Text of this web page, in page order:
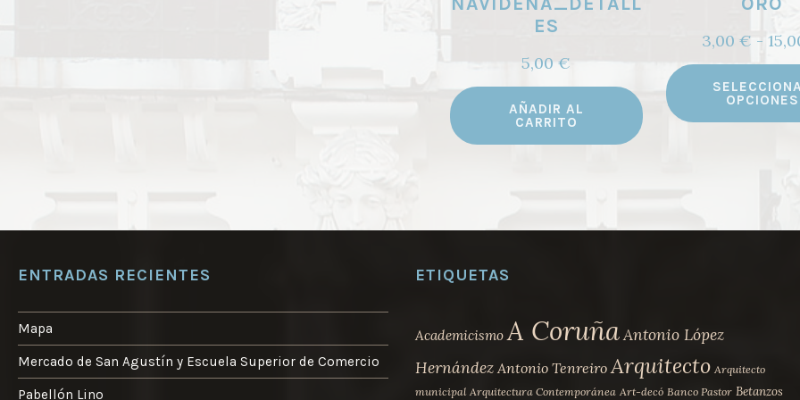
ES
5,00€
AÑADIR AL
CARRITO
3,00 € -
OPCIONES
ENTRADAS RECIENTES
Mapa
Mercado de San Agustín y Escuela Superior de Comercio
Pabellón Lino
ETIQUETAS
Academicismo A CoruñaAntonio López
Hernández Antonio Tenreiro Arquitecto Arquitecto
municipal Arquitectura Contemporánea Art-decó Banco Pastor Betanzos